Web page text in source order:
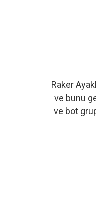
Raker
ve bunu
ve bot